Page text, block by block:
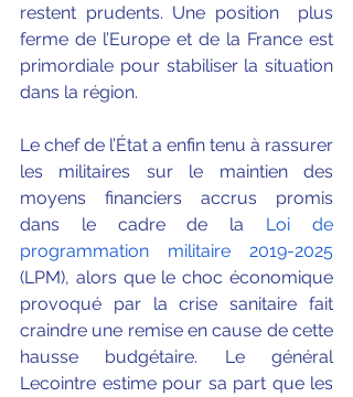
restent prudents. Une position  plus
ferme de l’Europe et de la France est
primordiale pour stabiliser la situation
dans la région.
Le chef de l’État a enfin tenu à rassurer
les militaires sur le maintien des
moyens financiers accrus promis
dans le cadre de la Loi de
programmation militaire 2019-2025
(LPM), alors que le choc économique
provoqué par la crise sanitaire fait
craindre une remise en cause de cette
hausse budgétaire. Le général
Lecointre estime pour sa part que les